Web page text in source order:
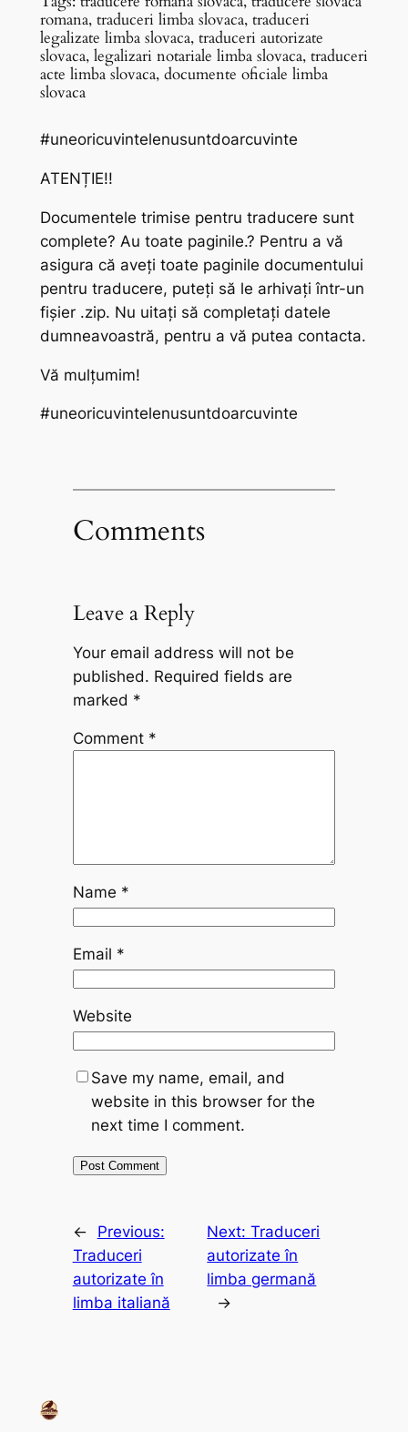
romana, traduceri limba slovaca, traduceri
legalizate limba slovaca, traduceri autorizate
slovaca, legalizari notariale limba slovaca, traduceri
acte limba slovaca, documente oficiale limba
slovaca
#uneoricuvintelenusuntdoarcuvinte
ATENȚIE!!
Documentele trimise pentru traducere sunt
complete? Au toate paginile.? Pentru a vă
asigura că aveți toate paginile documentului
pentru traducere, puteți să le arhivați într-un
fișier .zip. Nu uitați să completați datele
dumneavoastră, pentru a vă putea contacta.
Vă mulțumim!
#uneoricuvintelenusuntdoarcuvinte
Comments
Leave a Reply
Your email address will not be
published. Required fields are
marked *
Comment *
Name *
Email *
Website
Save my name, email, and
website in this browser for the
next time I comment.
←
Previous:
Traduceri
autorizate în
limba italiană
Next:Traduceri
autorizate în
limba germană
→